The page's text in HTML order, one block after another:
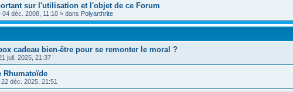
sur l'utilisation et l'objet de ce Forum
04 déc. 2008, 11:10 » dans Polyarthrite
cadeau bien-être pour se remonter le moral ?
juil. 2025, 21:37
Rhumatoïde
22 déc. 2025, 21:51